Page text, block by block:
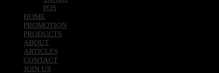
POS
HOME
PROMOTION
PRODUCTS
ABOUT
ARTICLES
CONTACT
JOIN US